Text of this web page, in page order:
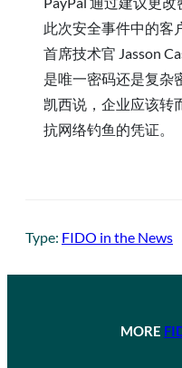
此次安全事件中的客
首席技术官 Jasson
是唯一密码还是复杂
凯西说，企业应该转
抗网络钓鱼的凭证。
Type: FIDO in the News
MORE